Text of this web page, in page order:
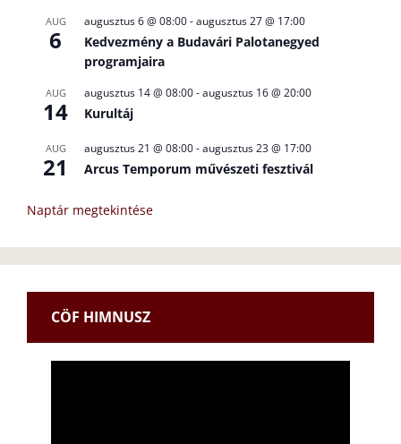
AUG
6
augusztus 6 @ 08:00-augusztus 27 @ 17:00
Kedvezmény a Budavári Palotanegyed
programjaira
AUG
14
augusztus 14 @ 08:00-augusztus 16 @ 20:00
Kurultáj
AUG
21
augusztus 21 @ 08:00-augusztus 23 @ 17:00
Arcus Temporum művészeti fesztivál
Naptár megtekintése
CÖF HIMNUSZ